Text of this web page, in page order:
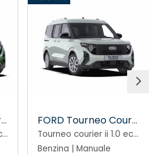
FORD Tourneo Courier
Tourneo courier ii 1.0 ecoboost 125cv titanium
FORD Tourneo Courier
Tourneo courier ii 1.0 ecoboost 125cv titanium
Benzina | Manuale